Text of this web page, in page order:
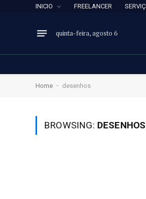
INICIO FREELANCER
quinta-feira, agosto 6
Home - desenhos
BROWSING: DESENHOS